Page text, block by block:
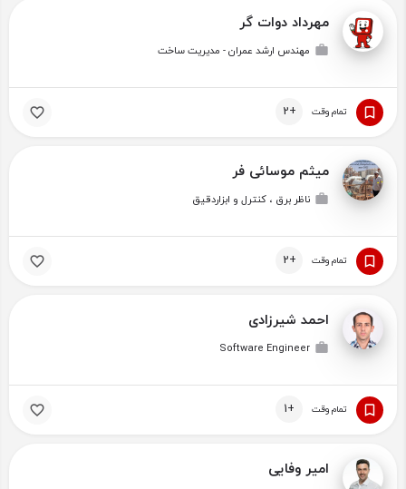
مهرداد دوات گر
مهندس ارشد عمران - مدیریت ساخت
تمام وقت +2
میثم موسائی فر
ناظر برق ، کنترل و ابزاردقیق
تمام وقت +2
احمد شیرزادی
Software Engineer
تمام وقت +1
امیر وفایی